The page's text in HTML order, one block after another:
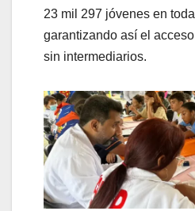
23 mil 297 jóvenes en
garantizando así el
sin intermediarios.